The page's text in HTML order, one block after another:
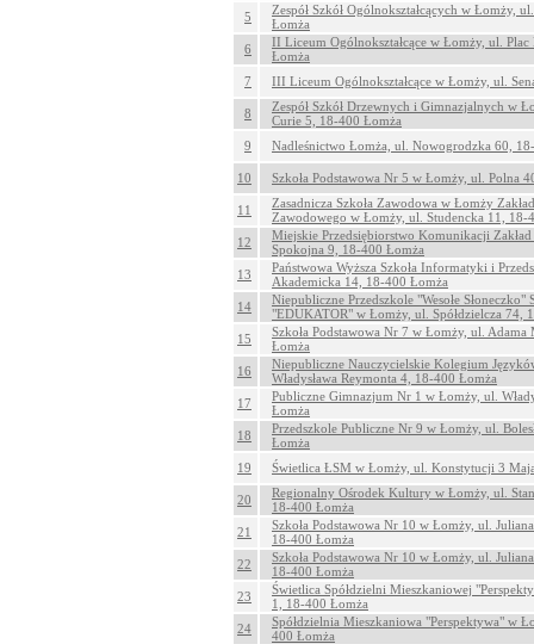
5
Zespół Szkół Ogólnokształcących w Łomży,
Łomża
6
II Liceum Ogólnokształcące w Łomży, ul.
Łomża
7
III Liceum Ogólnokształcące w Łomży, ul.
8
Zespół Szkół Drzewnych i Gimnazjalnych w
Curie 5, 18-400 Łomża
9
Nadleśnictwo Łomża, ul. Nowogrodzka 60,
10 Szkoła Podstawowa Nr 5 w Łomży, ul. Polna
11
Zasadnicza Szkoła Zawodowa w Łomży
Zawodowego w Łomży, ul. Studencka 11, 18-
12
Miejskie Przedsiębiorstwo Komunikacji
Spokojna 9, 18-400 Łomża
13
Państwowa Wyższa Szkoła Informatyki i
Akademicka 14, 18-400 Łomża
14
Niepubliczne Przedszkole "Wesołe Słoneczko"
"EDUKATOR" w Łomży, ul. Spółdzielcza 74,
15
Szkoła Podstawowa Nr 7 w Łomży, ul.
Łomża
16
Niepubliczne Nauczycielskie Kolegium
Władysława Reymonta 4, 18-400 Łomża
17
Publiczne Gimnazjum Nr 1 w Łomży, ul.
Łomża
18
Przedszkole Publiczne Nr 9 w Łomży, ul.
Łomża
19
Świetlica ŁSM w Łomży, ul. Konstytucji 3
20
Regionalny Ośrodek Kultury w Łomży, ul.
18-400 Łomża
21
Szkoła Podstawowa Nr 10 w Łomży, ul.
18-400 Łomża
22
Szkoła Podstawowa Nr 10 w Łomży, ul.
18-400 Łomża
23
Świetlica Spółdzielni Mieszkaniowej
1, 18-400 Łomża
24
Spółdzielnia Mieszkaniowa "Perspektywa" w
400 Łomża